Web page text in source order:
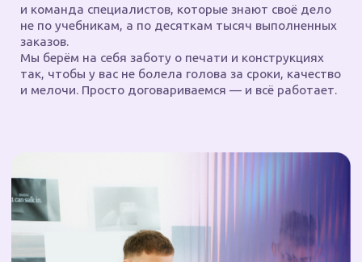
ПОЧЕМУ С НАМИ УДОБНО?
Мы — за клиента. Всегда.
Нашим клиентам не нужно разбираться
ни в печати, ни в материалах. Достаточно описать,
У нас можно напечатать всё, что угодно: от афиши
и стикеров до масштабных баннеров. Причём
сделать это быстро — в течение одного дня.
А если заказ нужно доставить в труднодоступный
регион — мы и это решим. Даже если придётся